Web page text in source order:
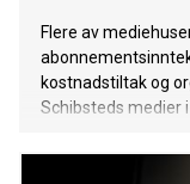
Flere av
kostnadstiltak og
Schibsteds medier